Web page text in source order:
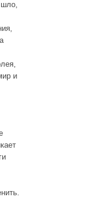
шло,
и